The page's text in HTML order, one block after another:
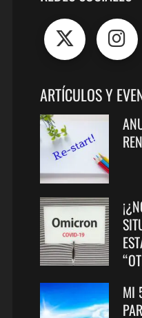
ARTÍCULOS Y
MI